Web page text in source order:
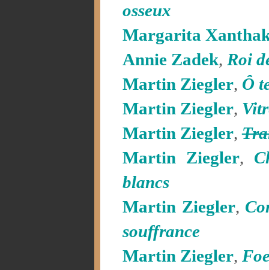
osseux
Margarita
Annie Zadek, Roi
Martin Ziegler, Ô
Martin Ziegler,
Martin Ziegler,
Martin Ziegler,
blancs
Martin Ziegler,
souffrance
Martin Ziegler,